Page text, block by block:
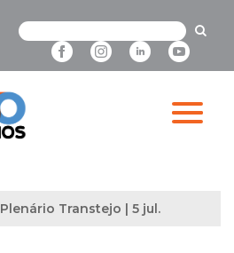
Plenário Transtejo | 5 jul.